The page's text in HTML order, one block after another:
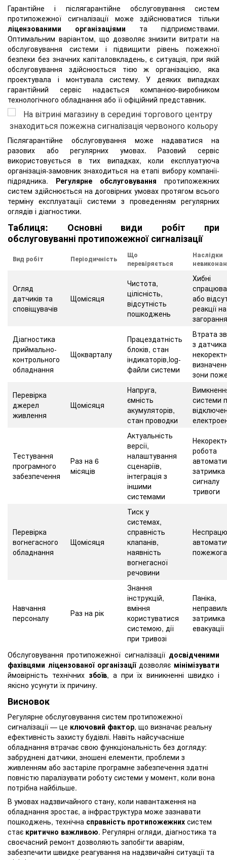
Гарантійне і післягарантійне обслуговування систем
протипожежної сигналізації може здійснюватися тільки
ліцензованими організаціями та підприємствами.
Оптимальним варіантом, що дозволяє знизити витрати на
обслуговування системи і підвищити рівень пожежної
безпеки без значних капіталовкладень, є ситуація, при якій
обслуговування здійснюється тією ж організацією, яка
проектувала і монтувала систему. У деяких випадках
гарантійний сервіс надається компанією-виробником
технологічного обладнання або її офіційний представник.
Післягарантійне обслуговування може надаватися на
разових або регулярних умовах. Разовий сервіс
використовується в тих випадках, коли експлуатуюча
організація-замовник знаходиться на етапі вибору компанії-
підрядника. Регулярне обслуговування протипожежних
систем здійснюється на договірних умовах протягом всього
терміну експлуатації системи з проведенням регулярних
оглядів і діагностики.
Таблиця: Основні види робіт при
обслуговуванні протипожежної сигналізації
Вид робіт Періодичність
Що
перевіряється
Наслідки
Огляд
датчиків та
сповіщувачів
Щомісяця
Чистота,
цілісність,
відсутність
пошкоджень
Хибні
або
реакції на
загорання
Діагностика
приймально-
контрольного
обладнання
Щокварталу
Працездатність
блоків, стан
індикаторів,log-
файли системи
Втрата
з
зони
Перевірка
джерел
живлення
Щомісяця
Напруга,
ємність
акумуляторів,
стан проводки
системи
Тестування
програмного
забезпечення
Раз на 6
місяців
Актуальність
версії,
налаштування
сценаріїв,
інтеграція з
іншими
системами
робота
затримка
сигналу
тривоги
Перевірка
вогнегасного
обладнання
Щомісяця
Тиск у
системах,
справність
клапанів,
наявність
вогнегасної
речовини
Навчання
персоналу
Раз на рік
Знання
інструкцій,
вміння
користуватися
системою, дії
при тривозі
Паніка,
затримка
евакуації
Обслуговування протипожежної сигналізації досвідченими
фахівцями ліцензованої організаціїдозволяє мінімізувати
ймовірність технічнихзбоїв, а при їх виникненні швидко і
якісно усунути їх причину.
Висновок
Регулярне обслуговування систем протипожежної
сигналізації — це ключовий фактор, що визначає реальну
ефективність захисту будівлі. Навіть найсучасніше
обладнання втрачає свою функціональність без догляду:
забруднені датчики, зношені елементи, проблеми з
живленням або застаріле програмне забезпечення здатні
повністю паралізувати роботу системи у момент, коли вона
потрібна найбільше.
В умовах надзвичайного стану, коли навантаження на
обладнання зростає, а інфраструктура може зазнавати
пошкоджень, технічна справність протипожежних систем
стає критично важливою. Регулярні огляди, діагностика та
своєчасний ремонт дозволяють запобігти аваріям,
забезпечити швидке реагування на надзвичайні ситуації та